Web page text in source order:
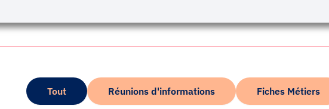
Tout Réunions d'informations Fiches Métiers